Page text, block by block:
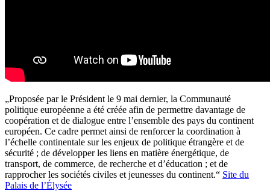
„Proposée par le Président le 9 mai dernier, la Communauté
politique européenne a été créée afin de permettre davantage de
coopération et de dialogue entre l’ensemble des pays du continent
européen. Ce cadre permet ainsi de renforcer la coordination à
l’échelle continentale sur les enjeux de politique étrangère et de
sécurité ; de développer les liens en matière énergétique, de
transport, de commerce, de recherche et d’éducation ; et de
rapprocher les sociétés civiles et jeunesses du continent.“ Site du
Palais de l’Élysée